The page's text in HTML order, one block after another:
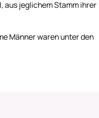
aus jeglichem Stamm ihrer
Männer waren unter den